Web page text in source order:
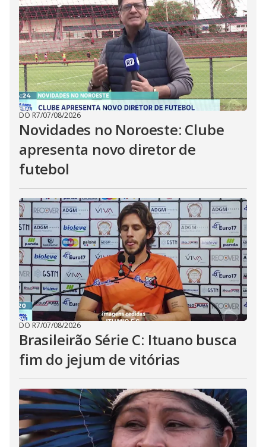
DO R7/07/08/2026
Novidades no Noroeste: Clube
apresenta novo diretor de
futebol
DO R7/07/08/2026
Brasileirão Série C: Ituano busca
fim do jejum de vitórias